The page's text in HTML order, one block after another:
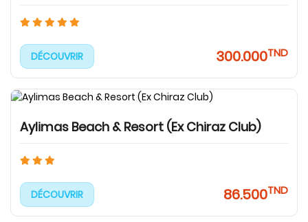
DÉCOUVRIR 300.000TND
Aylimas Beach & Resort (Ex Chiraz Club)
DÉCOUVRIR 86.500TND